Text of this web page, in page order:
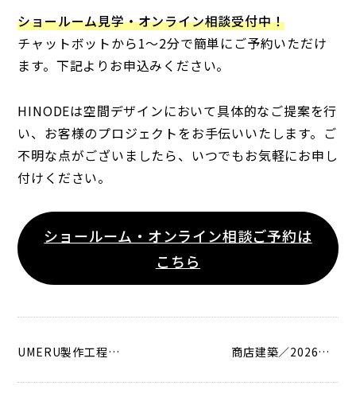
ショールーム見学・オンライン相談受付中！
チャットボットから1～2分で簡単にご予約いただけ
ます。下記よりお申込みください。
HINODEは空間デザインにおいて具体的なご提案を行
い、お客様のプロジェクトをお手伝いいたします。ご
不明な点がございましたら、いつでもお気軽にお申し
付けください。
ショールーム・オンライン相談ご予約は
こちら
UMERU製作工程を公開 ～塗装・パーツ取り付け編～ 商店建築／2026年1月号に掲載されました